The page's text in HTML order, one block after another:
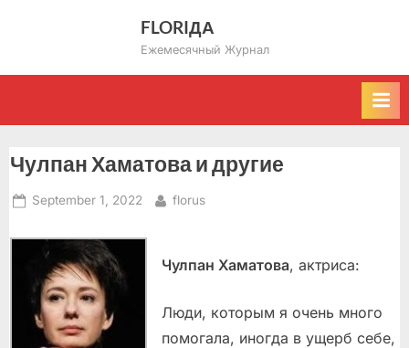
FLORIДА
Ежемесячный Журнал
Чулпан Хаматова и другие
Posted
September 1, 2022 By
florus
Чулпан Хаматова, актриса:
Люди, которым я очень много
помогала, иногда в ущерб себе,